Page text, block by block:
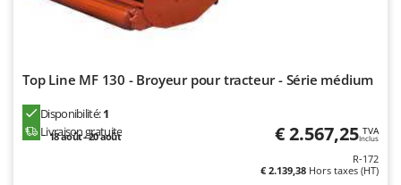
Seven Italy
Simatech
Sirman
Skil
Top Line MF 130 - Broyeur pour tracteur - Série médium
Disponibilité:1
Livraison gratuite
18 août - 20 août € 2.567,25 TVA
Inclus
R-172
€ 2.139,38 Hors taxes (HT)